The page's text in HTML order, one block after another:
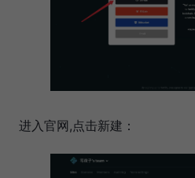
进入官网,点击新建：